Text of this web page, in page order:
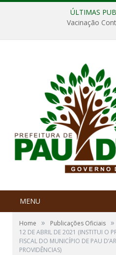
ÚLTIMAS
Vacinação
MENU
Home » Publicações Oficiais »
12 DE ABRIL DE 2021 (INSTITUI O
FISCAL DO MUNICÍPIO DE PAU
PROVIDÊNCIAS)